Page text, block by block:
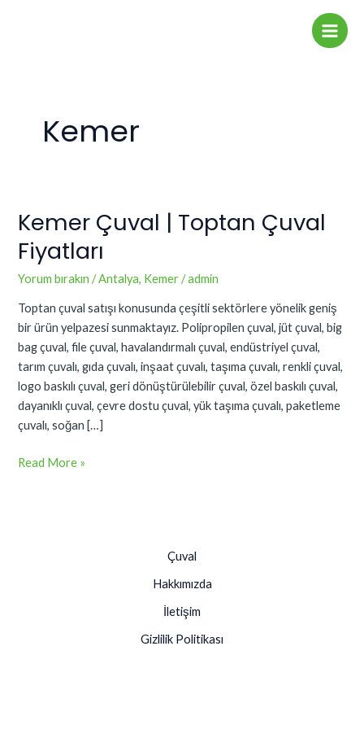
Main
Kemer
Kemer Çuval | Toptan Çuval
Fiyatları
Yorum bırakın /Antalya, Kemer/admin
Toptan çuval satışı konusunda çeşitli sektörlere yönelik geniş
bir ürün yelpazesi sunmaktayız. Polipropilen çuval, jüt çuval, big
bag çuval, file çuval, havalandırmalı çuval, endüstriyel çuval,
tarım çuvalı, gıda çuvalı, inşaat çuvalı, taşıma çuvalı, renkli çuval,
logo baskılı çuval, geri dönüştürülebilir çuval, özel baskılı çuval,
dayanıklı çuval, çevre dostu çuval, yük taşıma çuvalı, paketleme
çuvalı, soğan […]
Kemer
|
Toptan
Fiyatları
Read More »
Çuval
Hakkımızda
İletişim
Gizlilik Politikası